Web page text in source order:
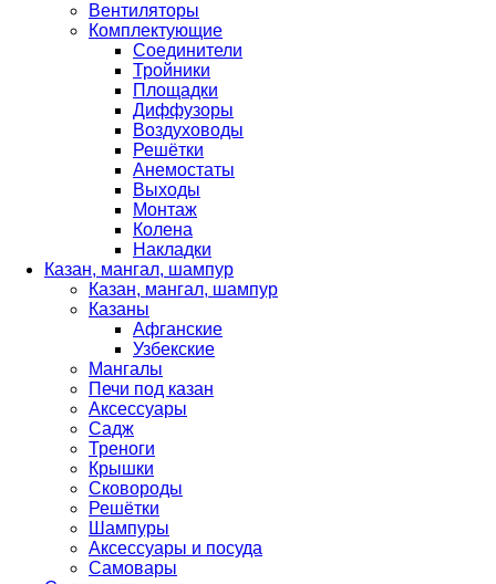
Вентиляторы
Комплектующие
Соединители
Тройники
Площадки
Диффузоры
Воздуховоды
Решётки
Анемостаты
Выходы
Монтаж
Колена
Накладки
Казан, мангал, шампур
Казан, мангал, шампур
Казаны
Афганские
Узбекские
Мангалы
Печи под казан
Аксессуары
Садж
Треноги
Крышки
Сковороды
Решётки
Шампуры
Аксессуары и посуда
Самовары